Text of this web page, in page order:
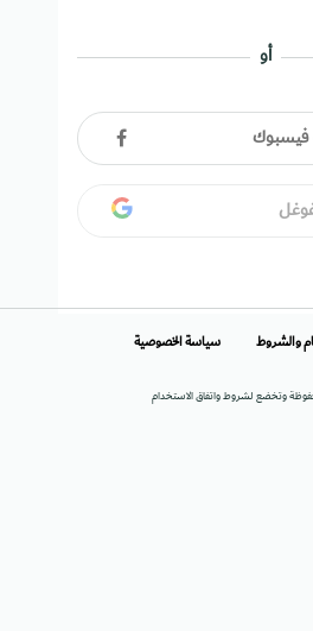
أو
فيسبوك
وتخضع لشروط واتفاق الاستخدام
والشروط سياسة الخصوصية